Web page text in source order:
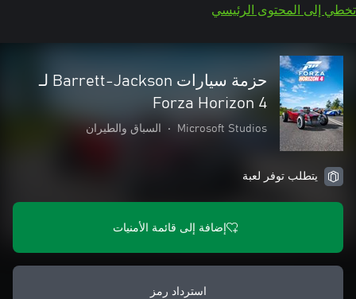
تخطي إلى المحتوى الرئيسي
حزمة سيارات Barrett-Jackson لـ
Forza Horizon 4
Microsoft Studios
• السباق والطيران
يتطلب توفر لعبة
إضافة إلى قائمة الأمنيات
استرداد رمز